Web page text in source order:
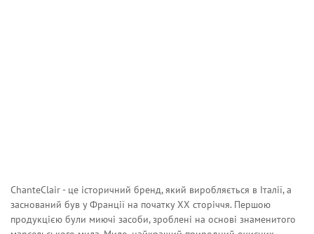
ChanteClair - це історичний бренд, який виробляється в Італії, а
заснований був у Франції на початку ХХ сторіччя. Першою
продукцією були миючі засоби, зроблені на основі знаменитого